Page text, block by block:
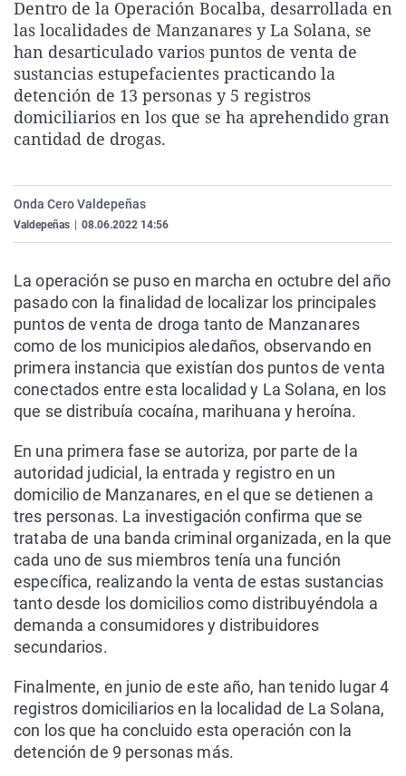
La rosa de los vientos
Gente viajera
Como el perro y el
Caso
Retornados
Equipo de
Operación Viuda
Extremadura
Galicia
La Rioja
Navarra
Virales
Televisión
Elecciones
Dentro de la Operación Bocalba, desarrollada en
las localidades de Manzanares y La Solana, se
han desarticulado varios puntos de venta de
sustancias estupefacientes practicando la
detención de 13 personas y 5 registros
domiciliarios en los que se ha aprehendido gran
cantidad de drogas.
Onda Cero Valdepeñas
Valdepeñas 08.06.2022 14:56
La operación se puso en marcha en octubre del año
pasado con la finalidad de localizar los principales
puntos de venta de droga tanto de Manzanares
como de los municipios aledaños, observando en
primera instancia que existían dos puntos de venta
conectados entre esta localidad y La Solana, en los
que se distribuía cocaína, marihuana y heroína.
En una primera fase se autoriza, por parte de la
autoridad judicial, la entrada y registro en un
domicilio de Manzanares, en el que se detienen a
tres personas. La investigación confirma que se
trataba de una banda criminal organizada, en la que
cada uno de sus miembros tenía una función
específica, realizando la venta de estas sustancias
tanto desde los domicilios como distribuyéndola a
demanda a consumidores y distribuidores
secundarios.
Finalmente, en junio de este año, han tenido lugar 4
registros domiciliarios en la localidad de La Solana,
con los que ha concluido esta operación con la
detención de 9 personas más.